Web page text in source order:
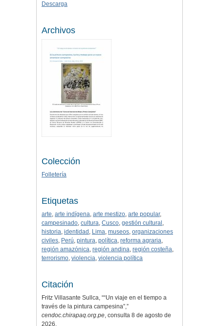
Descarga
Archivos
Colección
Folletería
Etiquetas
arte, arte indígena, arte mestizo, arte popular,
campesinado, cultura, Cusco, gestión cultural ,
historia, identidad , Lima, museos, organizaciones
civiles, Perú, pintura, política, reforma agraria,
región amazónica, región andina, región costeña,
terrorismo, violencia, violencia política
Citación
Fritz Villasante Sullca, ““Un viaje en el tiempo a
través de la pintura campesina”,”
cendoc.chirapaq.org.pe, consulta 8 de agosto de
2026,